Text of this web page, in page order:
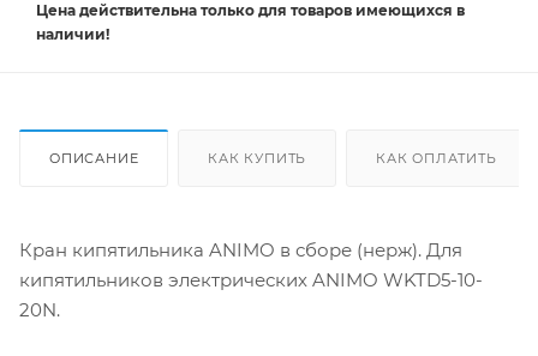
Цена действительна только для товаров имеющихся в
наличии!
ОПИСАНИЕ КАК КУПИТЬ КАК ОПЛАТИТЬ
Кран кипятильника ANIMO в сборе (нерж). Для
кипятильников электрических ANIMO WKTD5-10-
20N.